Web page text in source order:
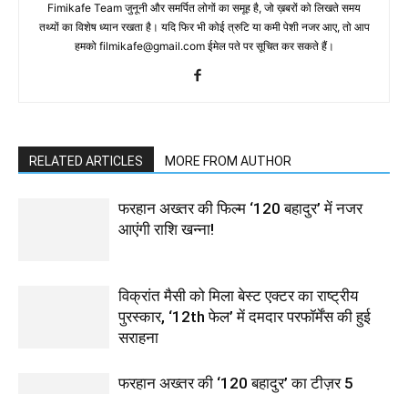
Fimikafe Team जुनूनी और समर्पित लोगों का समूह है, जो ख़बरों को लिखते समय
तथ्‍यों का विशेष ध्‍यान रखता है। यदि फिर भी कोई त्रुटि या कमी पेशी नजर आए, तो आप
हमको filmikafe@gmail.com ईमेल पते पर सूचित कर सकते हैं।
RELATED ARTICLES MORE FROM AUTHOR
फरहान अख्तर की फिल्म ‘120 बहादुर’ में नजर
आएंगी राशि खन्ना!
विक्रांत मैसी को मिला बेस्ट एक्टर का राष्ट्रीय
पुरस्कार, ‘12th फेल’ में दमदार परफॉर्मेंस की हुई
सराहना
फरहान अख्तर की ‘120 बहादुर’ का टीज़र 5